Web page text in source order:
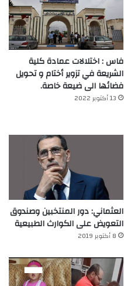
فاس : اختلالات عمادة كلية
الشريعة في تزوير أختام و تحويل
فضائها الى ضيعة خاصة.
13 أكتوبر 2022
العثماني: دور المنتخبين وصندوق
التعويض على الكوارث الطبيعية
8 أكتوبر 2019